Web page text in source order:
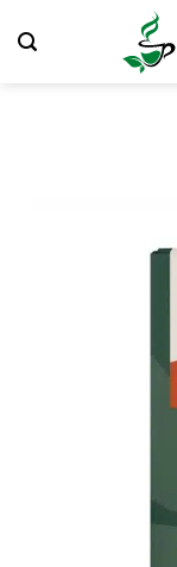
Inhalt